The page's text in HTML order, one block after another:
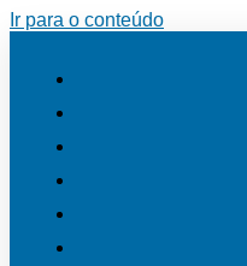
Ir para o conteúdo